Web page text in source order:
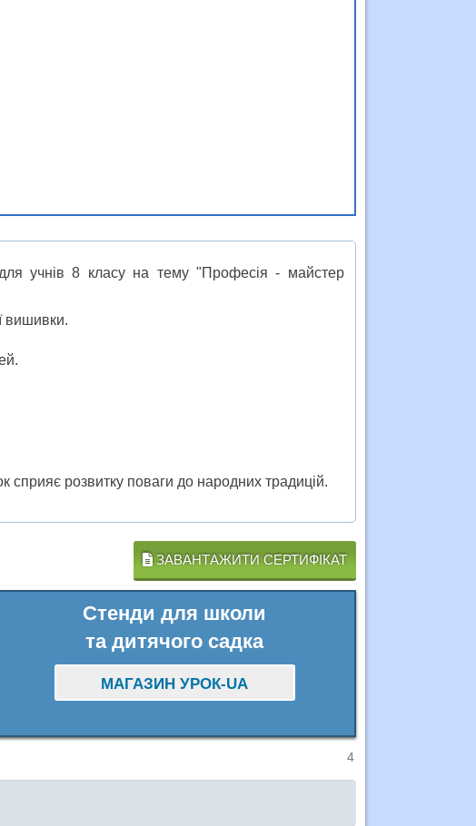
учнів 8 класу на тему "Професія - майстер
вишивки.
сприяє розвитку поваги до народних традицій.
ЗАВАНТАЖИТИ СЕРТИФІКАТ
Стенди для школи
та дитячого садка
МАГАЗИН УРОК-UA
4